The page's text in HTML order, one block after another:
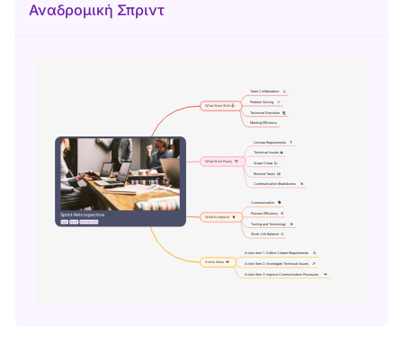
Αναδρομική Σπριντ